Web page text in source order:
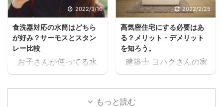
話？ 本当に無料で大丈夫
か、何回も確認したけ
ど、間違いなく無料だっ
たスキマ 11時間以上の無
料セミナーが見れた上
に、どんどん、追加でセ
ミナーが見れるんだけど
スキマ このセミナー、学
生の頃に見たかったなぁ
ると支出が増えるし、老
後の為にも共働きの家庭
が増えるよね・・・スキ
マ ヨハク普通はパート
に出たりして時給1,000
円前後の仕事を1日6時間
位頑張って働いて、何と
か月10万位は稼げるかも
しれないけど 肉体的・精
2022/3/10
食洗器対応の水筒はどちら
が好み？サーモスとスタン
レー比較
お子さんが使ってる水
筒や、ご家族が使ってる
水筒。 ヨハク食洗器で
洗うにつれて外側が剥が
2022/2/25
高気密住宅にする必要はあ
る？メリット・デメリット
を知ろう。
建築士 ヨハクさんの家
は 高気密住宅ですよ！
と言われたのですが ヨ
ハク高気密住宅って
もっと読む